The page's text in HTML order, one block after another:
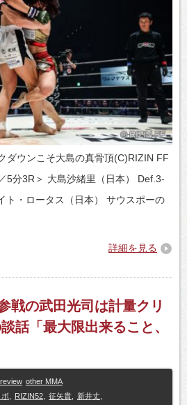
ダウンこそ大島の真骨頂(C)RIZIN FF
5分3R＞ 大島沙緒里（日本） Def.3-
ト・ロータス（日本） サウスポーの
詳細を見る
戦の武田光司は計量クリ
話「最大限出来ること、
other MMA
RIZIN52 征矢貴 新井丈